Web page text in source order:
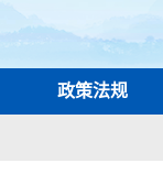
政策法规